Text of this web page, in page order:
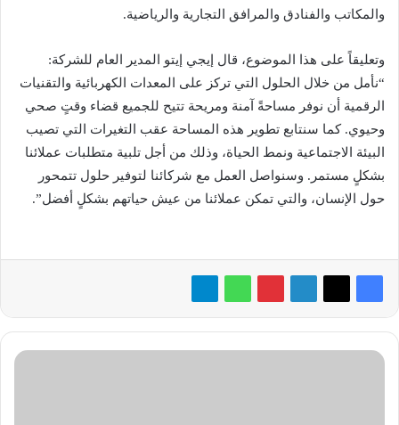
والمكاتب والفنادق والمرافق التجارية والرياضية.
وتعليقاً على هذا الموضوع، قال إيجي إيتو المدير العام للشركة:
“نأمل من خلال الحلول التي تركز على المعدات الكهربائية والتقنيات
الرقمية أن نوفر مساحةً آمنة ومريحة تتيح للجميع قضاء وقتٍ صحي
وحيوي. كما سنتابع تطوير هذه المساحة عقب التغيرات التي تصيب
البيئة الاجتماعية ونمط الحياة، وذلك من أجل تلبية متطلبات عملائنا
بشكلٍ مستمر. وسنواصل العمل مع شركائنا لتوفير حلول تتمحور
حول الإنسان، والتي تمكن عملائنا من عيش حياتهم بشكلٍ أفضل”.
إليك